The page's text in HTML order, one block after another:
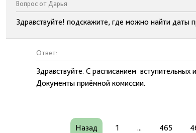
Вопрос от Дарья
Здравствуйте! подскажите, где можно найти даты
Ответ:
Здравствуйте. С расписанием
Документы приёмной комиссии.
Назад 1 ... 465